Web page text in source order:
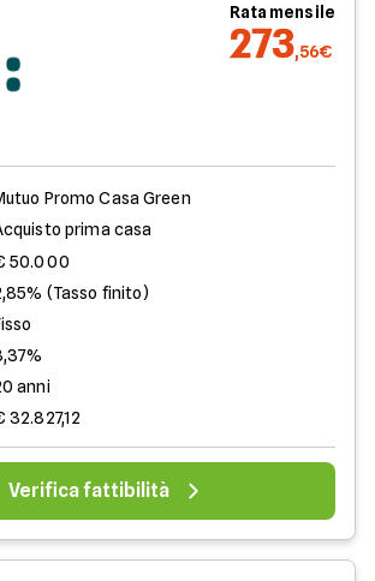
Rata mensile
273,56€
Promo Casa Green
prima casa
50.000
(Tasso finito)
anni
32.827,12
Verifica fattibilità